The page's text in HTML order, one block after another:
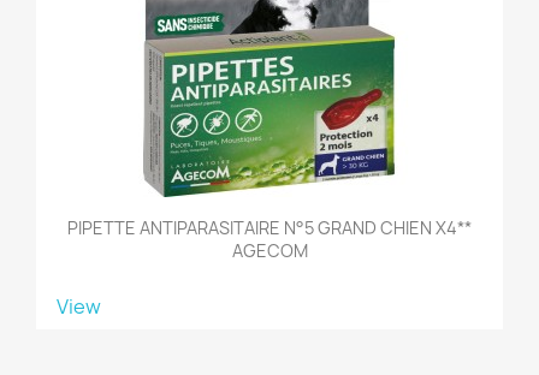
PIPETTE ANTIPARASITAIRE N°5 GRAND CHIEN X4**
AGECOM
View